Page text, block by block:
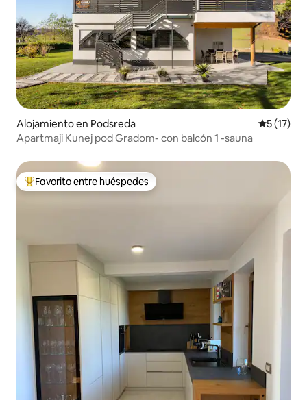
Alojamiento en Podsreda
5 (17)
Apartmaji Kunej pod Gradom- con balcón 1 -sauna
Favorito entre huéspedes preferido
Favorito entre huéspedes